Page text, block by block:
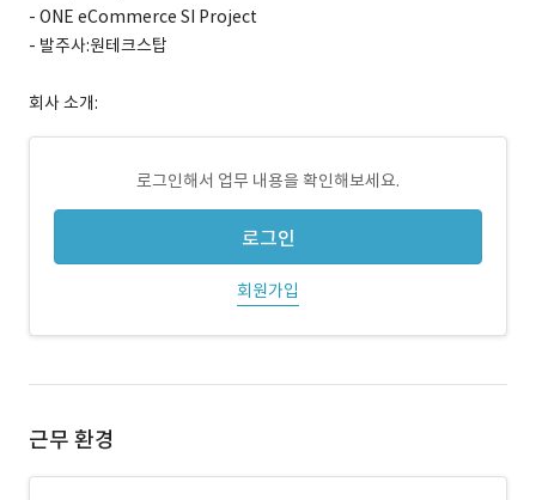
- ONE eCommerce SI Project
- 발주사:원테크스탑
회사 소개:
로그인해서 업무 내용을 확인해보세요.
로그인
회원가입
근무 환경